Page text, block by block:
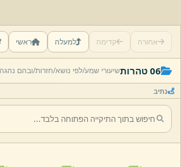
אחורה קדימה למעלה ראשי
06 טהרות שיעורי שמע/לפי נושא/חזרות/ובהם
נתיב